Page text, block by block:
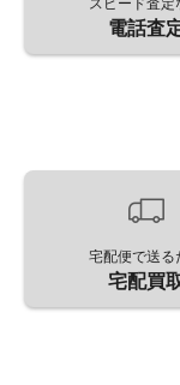
スピード査定
電話査
宅配便で送る
宅配買